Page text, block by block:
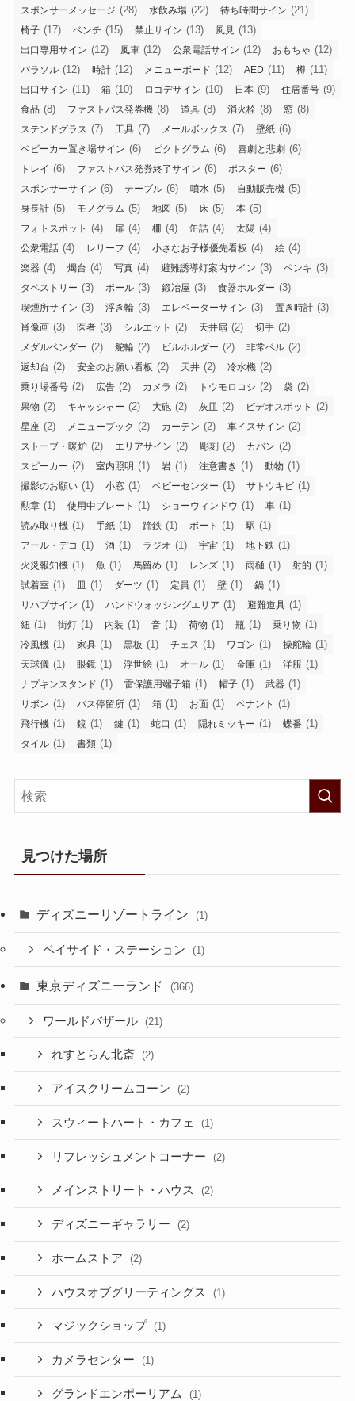
スポンサーメッセージ (28) 水飲み場 (22) 待ち時間サイン (21)
椅子 (17) ベンチ (15) 禁止サイン (13) 風見 (13)
出口専用サイン (12) 風車 (12) 公衆電話サイン (12) おもちゃ (12)
パラソル (12) 時計 (12) メニューボード (12) AED (11) 樽 (11)
出口サイン (11) 箱 (10) ロゴデザイン (10) 日本 (9) 住居番号 (9)
食品 (8) ファストパス発券機 (8) 道具 (8) 消火栓 (8) 窓 (8)
ステンドグラス (7) 工具 (7) メールボックス (7) 壁紙 (6)
ベビーカー置き場サイン (6) ピクトグラム (6) 喜劇と悲劇 (6)
トレイ (6) ファストパス発券終了サイン (6) ポスター (6)
スポンサーサイン (6) テーブル (6) 噴水 (5) 自動販売機 (5)
身長計 (5) モノグラム (5) 地図 (5) 床 (5) 本 (5)
フォトスポット (4) 扉 (4) 柵 (4) 缶詰 (4) 太陽 (4)
公衆電話 (4) レリーフ (4) 小さなお子様優先看板 (4) 絵 (4)
楽器 (4) 燭台 (4) 写真 (4) 避難誘導灯案内サイン (3) ペンキ (3)
タペストリー (3) ポール (3) 鍛冶屋 (3) 食器ホルダー (3)
喫煙所サイン (3) 浮き輪 (3) エレベーターサイン (3) 置き時計 (3)
肖像画 (3) 医者 (3) シルエット (2) 天井扇 (2) 切手 (2)
メダルベンダー (2) 舵輪 (2) ビルホルダー (2) 非常ベル (2)
返却台 (2) 安全のお願い看板 (2) 天井 (2) 冷水機 (2)
乗り場番号 (2) 広告 (2) カメラ (2) トウモロコシ (2) 袋 (2)
果物 (2) キャッシャー (2) 大砲 (2) 灰皿 (2) ビデオスポット (2)
星座 (2) メニューブック (2) カーテン (2) 車イスサイン (2)
ストーブ・暖炉 (2) エリアサイン (2) 彫刻 (2) カバン (2)
スピーカー (2) 室内照明 (1) 岩 (1) 注意書き (1) 動物 (1)
撮影のお願い (1) 小窓 (1) ベビーセンター (1) サトウキビ (1)
勲章 (1) 使用中プレート (1) ショーウィンドウ (1) 車 (1)
読み取り機 (1) 手紙 (1) 蹄鉄 (1) ボート (1) 駅 (1)
アール・デコ (1) 酒 (1) ラジオ (1) 宇宙 (1) 地下鉄 (1)
火災報知機 (1) 魚 (1) 馬留め (1) レンズ (1) 雨樋 (1) 射的 (1)
試着室 (1) 皿 (1) ダーツ (1) 定員 (1) 壁 (1) 鍋 (1)
リハブサイン (1) ハンドウォッシングエリア (1) 避難道具 (1)
紐 (1) 街灯 (1) 内装 (1) 音 (1) 荷物 (1) 瓶 (1) 乗り物 (1)
冷風機 (1) 家具 (1) 黒板 (1) チェス (1) ワゴン (1) 操舵輪 (1)
天球儀 (1) 眼鏡 (1) 浮世絵 (1) オール (1) 金庫 (1) 洋服 (1)
ナプキンスタンド (1) 雷保護用端子箱 (1) 帽子 (1) 武器 (1)
リボン (1) バス停留所 (1) 箱 (1) お面 (1) ペナント (1)
飛行機 (1) 鏡 (1) 鍵 (1) 蛇口 (1) 隠れミッキー (1) 蝶番 (1)
タイル (1) 書類 (1)
見つけた場所
ディズニーリゾートライン (1)
ベイサイド・ステーション (1)
東京ディズニーランド (366)
ワールドバザール (21)
れすとらん北斎 (2)
アイスクリームコーン (2)
スウィートハート・カフェ (1)
リフレッシュメントコーナー (2)
メインストリート・ハウス (2)
ディズニーギャラリー (2)
ホームストア (2)
ハウスオブグリーティングス (1)
マジックショップ (1)
カメラセンター (1)
グランドエンポーリアム (1)